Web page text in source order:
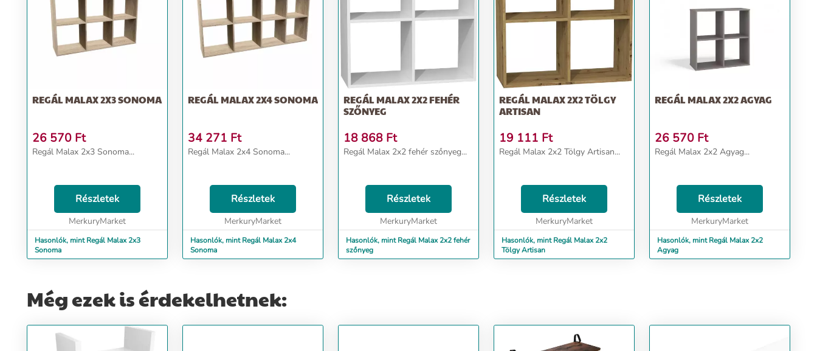
REGÁL MALAX 2X3 SONOMA
26 570 Ft
Regál Malax 2x3 Sonoma...
Részletek
MerkuryMarket
Hasonlók, mint Regál Malax 2x3
Sonoma
REGÁL MALAX 2X4 SONOMA
34 271 Ft
Regál Malax 2x4 Sonoma...
Részletek
MerkuryMarket
Hasonlók, mint Regál Malax 2x4
Sonoma
REGÁL MALAX 2X2 FEHÉR
SZŐNYEG
18 868 Ft
Regál Malax 2x2 fehér szőnyeg...
Részletek
MerkuryMarket
Hasonlók, mint Regál Malax 2x2 fehér
szőnyeg
REGÁL MALAX 2X2 TÖLGY
ARTISAN
19 111 Ft
Regál Malax 2x2 Tölgy Artisan...
Részletek
MerkuryMarket
Hasonlók, mint Regál Malax 2x2
Tölgy Artisan
REGÁL MALAX 2X2 AGYAG
26 570 Ft
Regál Malax 2x2 Agyag...
Részletek
MerkuryMarket
Hasonlók, mint Regál Malax 2x2
Agyag
Még ezek is érdekelhetnek: